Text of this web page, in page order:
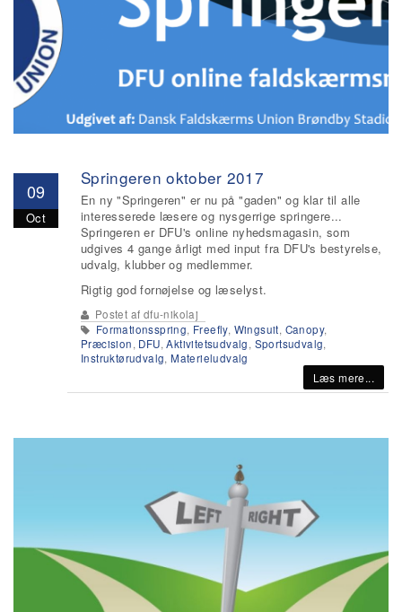
09
Oct
Springeren oktober 2017
En ny "Springeren" er nu på "gaden" og klar til alle
interesserede læsere og nysgerrige springere...
Springeren er DFU's online nyhedsmagasin, som
udgives 4 gange årligt med input fra DFU's bestyrelse,
udvalg, klubber og medlemmer.
Rigtig god fornøjelse og læselyst.
Postet af dfu-nikolaj
Formationsspring, Freefly, Wingsuit, Canopy,
Præcision, DFU,Aktivitetsudvalg, Sportsudvalg,
Instruktørudvalg,Materieludvalg
Læs mere...